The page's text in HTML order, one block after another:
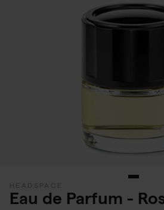
HEADSPACE
Eau de Parfum -